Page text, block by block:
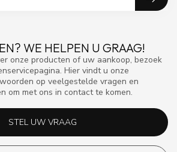
WE HELPEN U GRAAG!
onze producten of uw aankoop, bezoek
Hier vindt u onze
op veelgestelde vragen en
om met ons in contact te komen.
STEL UW VRAAG